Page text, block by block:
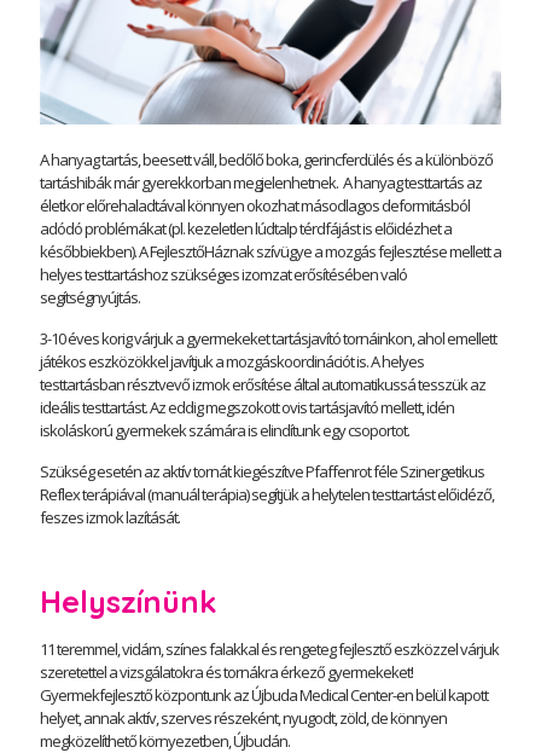
A hanyag tartás, beesett váll, bedőlő boka, gerincferdülés és a különböző
tartáshibák már gyerekkorban megjelenhetnek. A hanyag testtartás az
életkor előrehaladtával könnyen okozhat másodlagos deformitásból
adódó problémákat (pl. kezeletlen lúdtalp térdfájást is előidézhet a
későbbiekben). A FejlesztőHáznak szívügye a mozgás fejlesztése mellett a
helyes testtartáshoz szükséges izomzat erősítésében való
segítségnyújtás.
3-10 éves korig várjuk a gyermekeket tartásjavító tornáinkon, ahol emellett
játékos eszközökkel javítjuk a mozgáskoordinációt is. A helyes
testtartásban résztvevő izmok erősítése által automatikussá tesszük az
ideális testtartást. Az eddig megszokott ovis tartásjavító mellett, idén
iskoláskorú gyermekek számára is elindítunk egy csoportot.
Szükség esetén az aktív tornát kiegészítve Pfaffenrot féle Szinergetikus
Reflex terápiával (manuál terápia) segítjük a helytelen testtartást előidéző,
feszes izmok lazítását.
Helyszínünk
11 teremmel, vidám, színes falakkal és rengeteg fejlesztő eszközzel várjuk
szeretettel a vizsgálatokra és tornákra érkező gyermekeket!
Gyermekfejlesztő központunk az Újbuda Medical Center-en belül kapott
helyet, annak aktív, szerves részeként, nyugodt, zöld, de könnyen
megközelíthető környezetben, Újbudán.